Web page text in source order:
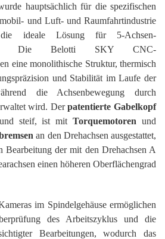
hauptsächlich für die spezifischen
und Luft- und Raumfahrtindustrie
ideale Lösung für 5-Achsen-
Die Belotti SKY CNC-
eine monolithische Struktur, thermisch
und Stabilität im Laufe der
die Achsenbewegung durch
wird. Derpatentierte Gabelkopf
steif, ist mitTorquemotoren und
an den Drehachsen ausgestattet,
Bearbeitung der mit den Drehachsen A
einen höheren Oberflächengrad
im Spindelgehäuse ermöglichen
des Arbeitszyklus und die
Bearbeitungen, wodurch das